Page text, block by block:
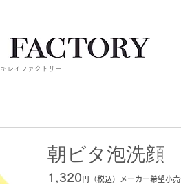
キレイファクトリー
朝ビタ泡洗顔
1,320 円（税込） メーカー希望小